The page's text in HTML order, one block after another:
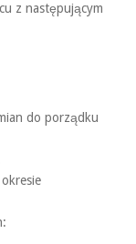
z następującym
do porządku